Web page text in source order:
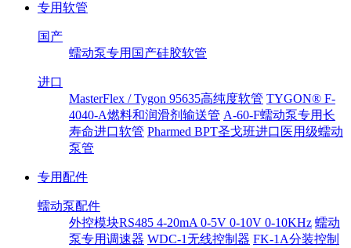
专用软管
国产
蠕动泵专用国产硅胶软管
进口
MasterFlex / Tygon 95635高纯度软管 TYGON® F-
4040-A燃料和润滑剂输送管 A-60-F蠕动泵专用长
寿命进口软管 Pharmed BPT圣戈班进口医用级蠕动
泵管
专用配件
蠕动泵配件
外控模块RS485 4-20mA 0-5V 0-10V 0-10KHz 蠕动
泵专用调速器 WDC-1无线控制器 FK-1A分装控制